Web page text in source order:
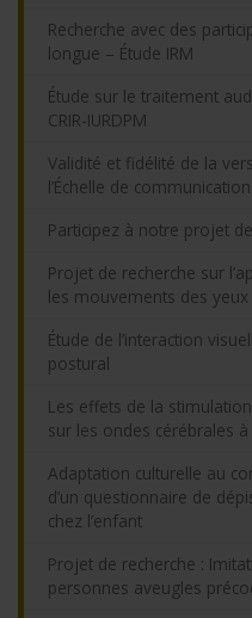
Recherche avec des
longue – Étude IRM
Étude sur le traitement
CRIR-IURDPM
Validité et fidélité de la
l’Échelle de
Participez à notre projet
Projet de recherche sur
les mouvements des yeux
Étude de l’interaction
postural
Les effets de la
sur les ondes cérébrales à
Adaptation culturelle au
d’un questionnaire de
chez l’enfant
Projet de recherche :
personnes aveugles